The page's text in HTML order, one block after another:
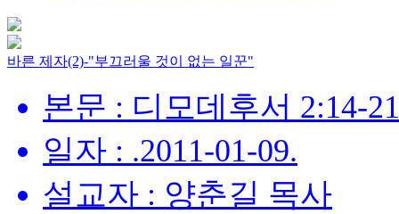
바른 제자(2)-"부끄러울 것이 없는 일꾼"
본문 : 디모데후서 2:14-21
일자 : .2011-01-09.
설교자 : 양춘길 목사